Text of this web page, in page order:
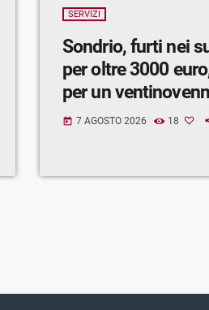
SERVIZI
Sondrio, furti nei
per oltre 3000
per un
today 7 AGOSTO 2026 18